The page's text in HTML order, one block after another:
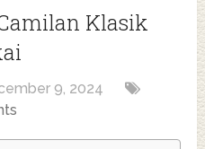
Klasik
9, 2024